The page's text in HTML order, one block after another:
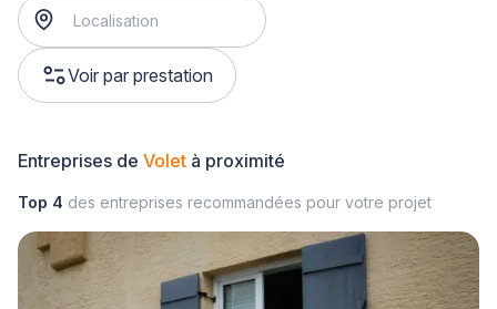
Voir par prestation
Entreprises de Volet à proximité
Top 4 des entreprises recommandées pour votre projet